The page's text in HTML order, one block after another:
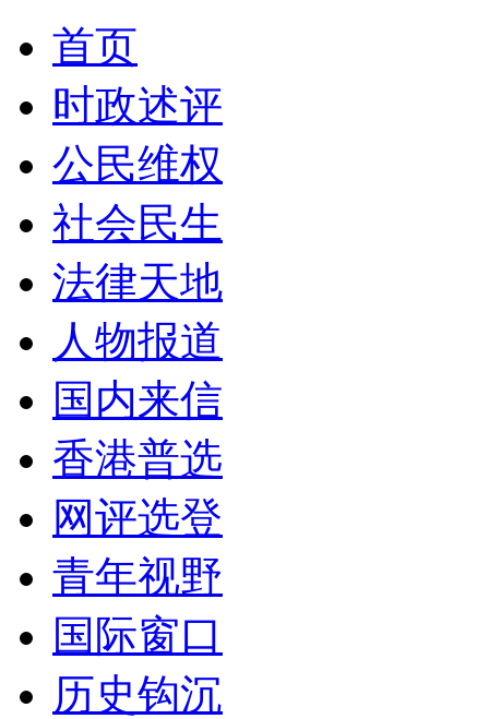
首页
时政述评
公民维权
社会民生
法律天地
人物报道
国内来信
香港普选
网评选登
青年视野
国际窗口
历史钩沉